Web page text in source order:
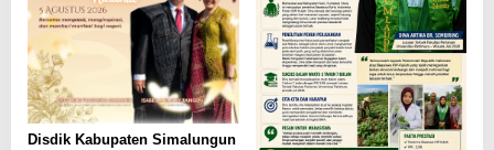
Disdik Kabupaten Simalungun